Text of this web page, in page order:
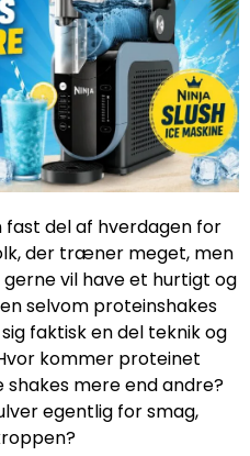
fast del af hverdagen for
der træner meget, men
vil have et hurtigt og
selvom proteinshakes
faktisk en del teknik og
kommer proteinet
mere end andre?
egentlig for smag,